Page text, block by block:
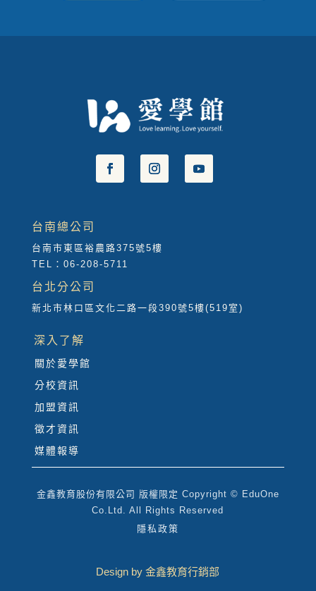
台南總公司
台南市東區裕農路375號5樓
TEL：06-208-5711
台北分公司
新北市林口區文化二路一段390號5樓(519室)
深入了解
關於愛學館
分校資訊
加盟資訊
徵才資訊
媒體報導
金鑫教育股份有限公司 版權限定 Copyright © EduOne
Co.Ltd. All Rights Reserved
隱私政策
Design by 金鑫教育行銷部